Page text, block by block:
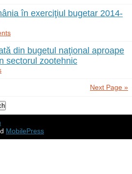
în exerciţiul bugetar 2014-
din bugetul naţional aproape
sectorul zootehnic
Next Page »
MobilePress